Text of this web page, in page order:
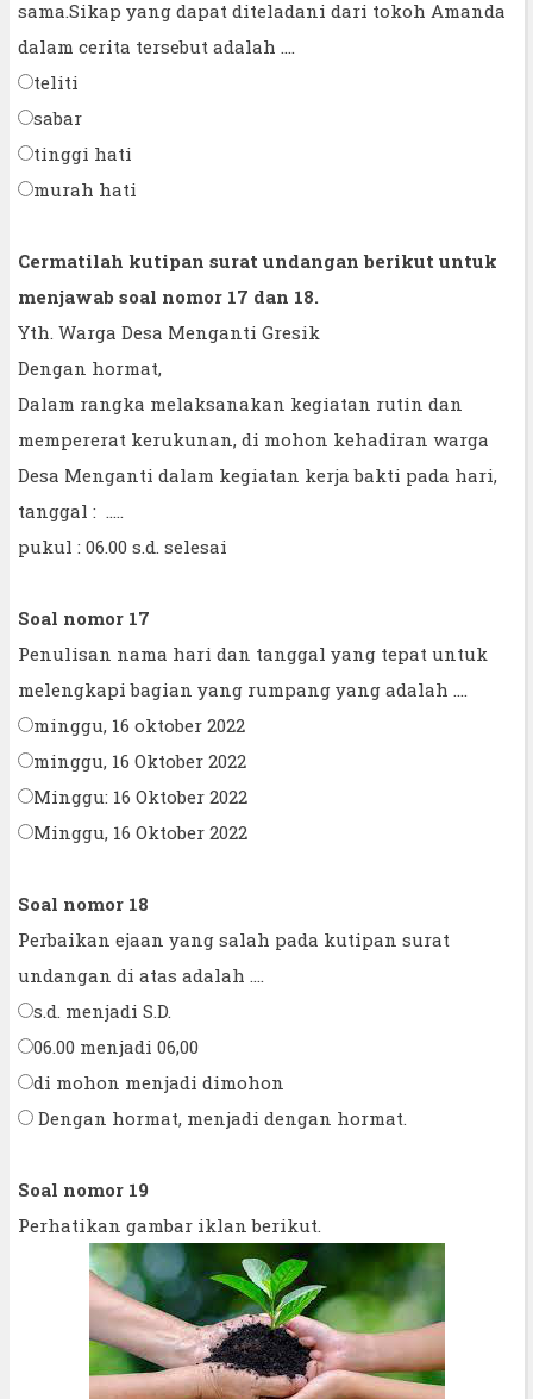
sama.Sikap yang dapat diteladani dari tokoh Amanda
dalam cerita tersebut adalah ....
teliti
sabar
tinggi hati
murah hati
Cermatilah kutipan surat undangan berikut untuk
menjawab soal nomor 17 dan 18.
Yth. Warga Desa Menganti Gresik
Dengan hormat,
Dalam rangka melaksanakan kegiatan rutin dan
mempererat kerukunan, di mohon kehadiran warga
Desa Menganti dalam kegiatan kerja bakti pada hari,
tanggal : .....
pukul : 06.00 s.d. selesai
Soal nomor 17
Penulisan nama hari dan tanggal yang tepat untuk
melengkapi bagian yang rumpang yang adalah ....
minggu, 16 oktober 2022
minggu, 16 Oktober 2022
Minggu: 16 Oktober 2022
Minggu, 16 Oktober 2022
Soal nomor 18
Perbaikan ejaan yang salah pada kutipan surat
undangan di atas adalah ....
s.d. menjadi S.D.
06.00 menjadi 06,00
di mohon menjadi dimohon
Dengan hormat, menjadi dengan hormat.
Soal nomor 19
Perhatikan gambar iklan berikut.